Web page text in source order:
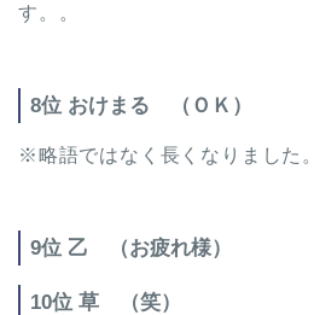
す。。
8位 おけまる （ＯＫ）
※略語ではなく長くなりました。
9位 乙 （お疲れ様）
10位 草 （笑）